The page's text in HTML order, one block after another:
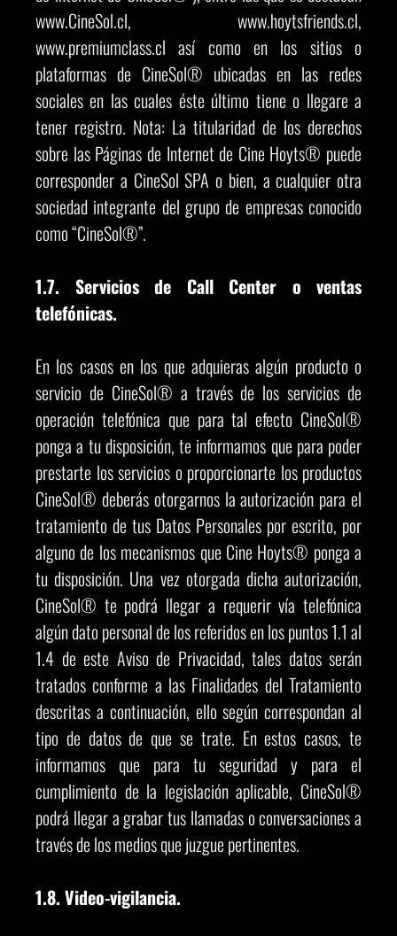
www.CineSol.cl, www.hoytsfriends.cl,
www.premiumclass.cl así como en los sitios o
plataformas de CineSol® ubicadas en las redes
sociales en las cuales éste último tiene o llegare a
tener registro. Nota: La titularidad de los derechos
sobre las Páginas de Internet de Cine Hoyts® puede
corresponder a CineSol SPA o bien, a cualquier otra
sociedad integrante del grupo de empresas conocido
como “CineSol®”.
1.7. Servicios de Call Center o ventas
telefónicas.
En los casos en los que adquieras algún producto o
servicio de CineSol® a través de los servicios de
operación telefónica que para tal efecto CineSol®
ponga a tu disposición, te informamos que para poder
prestarte los servicios o proporcionarte los productos
CineSol® deberás otorgarnos la autorización para el
tratamiento de tus Datos Personales por escrito, por
alguno de los mecanismos que Cine Hoyts® ponga a
tu disposición. Una vez otorgada dicha autorización,
CineSol® te podrá llegar a requerir vía telefónica
algún dato personal de los referidos en los puntos 1.1 al
1.4 de este Aviso de Privacidad, tales datos serán
tratados conforme a las Finalidades del Tratamiento
descritas a continuación, ello según correspondan al
tipo de datos de que se trate. En estos casos, te
informamos que para tu seguridad y para el
cumplimiento de la legislación aplicable, CineSol®
podrá llegar a grabar tus llamadas o conversaciones a
través de los medios que juzgue pertinentes.
1.8. Video-vigilancia.